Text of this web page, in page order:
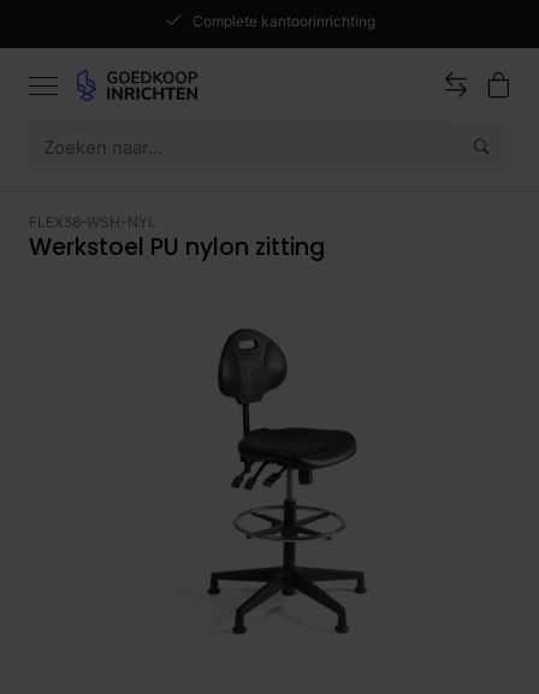
Complete kantoorinrichting
FLEX58-WSH-NYL
Werkstoel PU nylon zitting